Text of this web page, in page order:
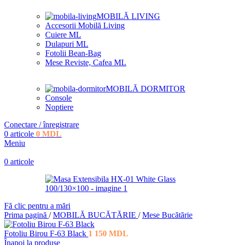
MOBILĂ LIVING
Accesorii Mobilă Living
Cuiere ML
Dulapuri ML
Fotolii Bean-Bag
Mese Reviste, Cafea ML
MOBILĂ DORMITOR
Console
Noptiere
Conectare / înregistrare
0 articole 0 MDL
Meniu
0 articole
Fă clic pentru a mări
Prima pagină / MOBILĂ BUCĂTĂRIE / Mese Bucătărie
Fotoliu Birou F-63 Black 1 150 MDL
Înapoi la produse